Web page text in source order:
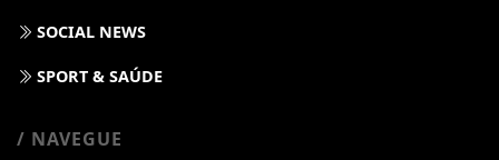
SOCIAL NEWS
SPORT & SAÚDE
/ NAVEGUE